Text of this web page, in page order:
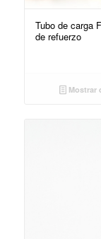
Tubo de carga
de refuerzo
Mostrar